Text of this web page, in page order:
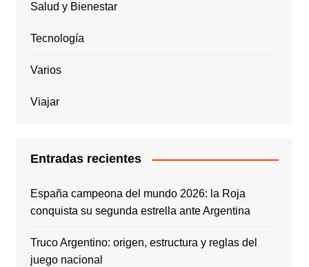
Salud y Bienestar
Tecnología
Varios
Viajar
Entradas recientes
España campeona del mundo 2026: la Roja
conquista su segunda estrella ante Argentina
Truco Argentino: origen, estructura y reglas del
juego nacional